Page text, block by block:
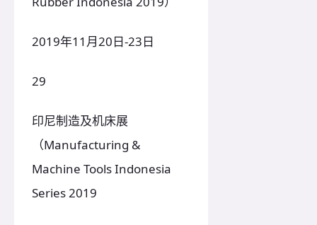
2019年11月20日-23日
29
印尼制造及机床展
（Manufacturing &
Machine Tools Indonesia
Series 2019